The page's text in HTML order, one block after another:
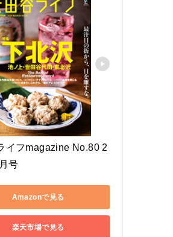
イフmagazine No.80 2
号
Amazonで見る
楽天市場で見る